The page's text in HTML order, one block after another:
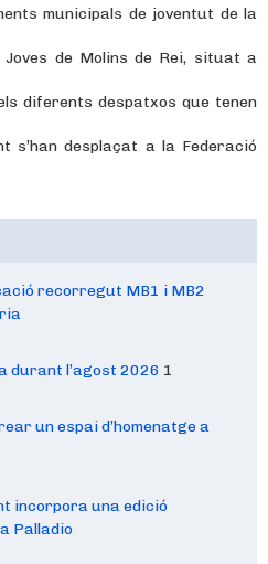
municipals de joventut de la
Joves de Molins de Rei, situat a
diferents despatxos que tenen
s’han desplaçat a la Federació
recorregut MB1 i MB2
durant l’agost 2026 1
un espai d’homenatge a
incorpora una edició
Palladio